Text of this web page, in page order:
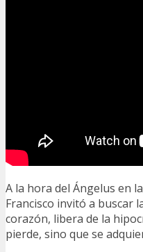
A la hora del Ángelus en
Francisco invitó a buscar
corazón, libera de la
pierde, sino que se